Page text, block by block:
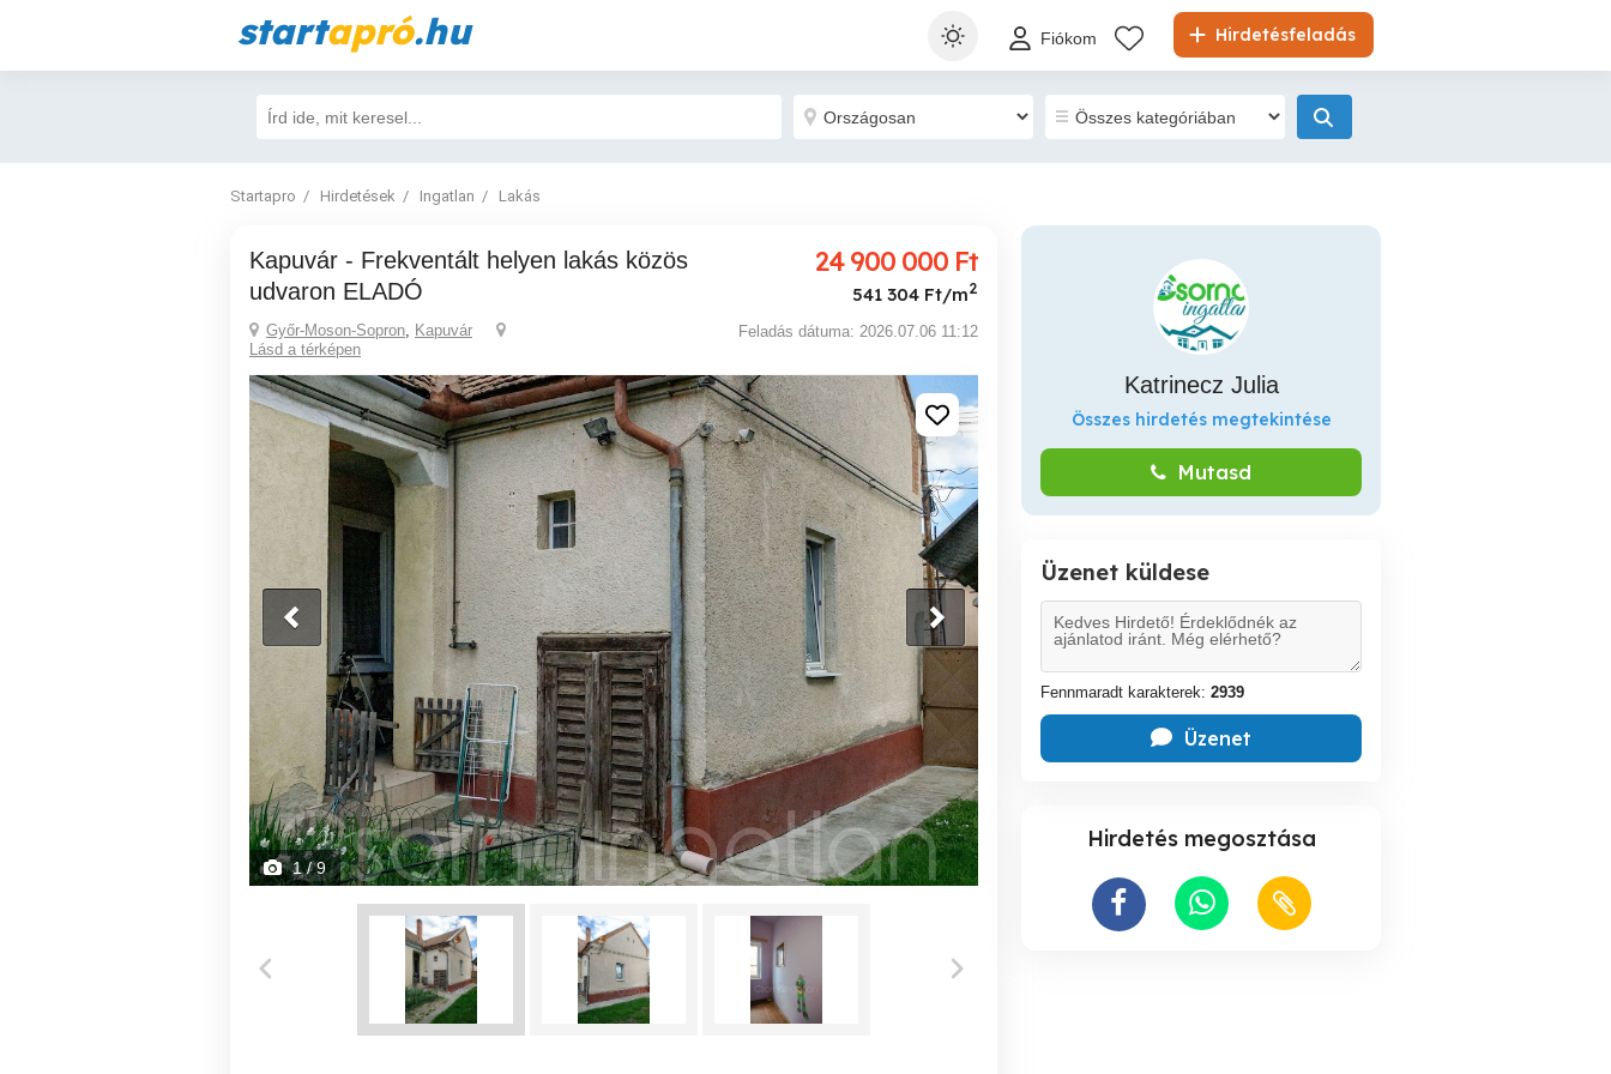
startapró.hu Hirdetésfeladás
Fiókom
Startapro Hirdetések Ingatlan Lakás
Kapuvár - Frekventált helyen lakás közös
udvaron ELADÓ
24 900 000 Ft
541 304 Ft/m2
Győr-Moson-Sopron, Kapuvár
Lásd a térképen
Feladás dátuma: 2026.07.06 11:12
1/ 9
Katrinecz Julia
Összes hirdetés megtekintése
Mutasd
Üzenet küldese
Fennmaradt karakterek: 2939
Üzenet
Hirdetés megosztása